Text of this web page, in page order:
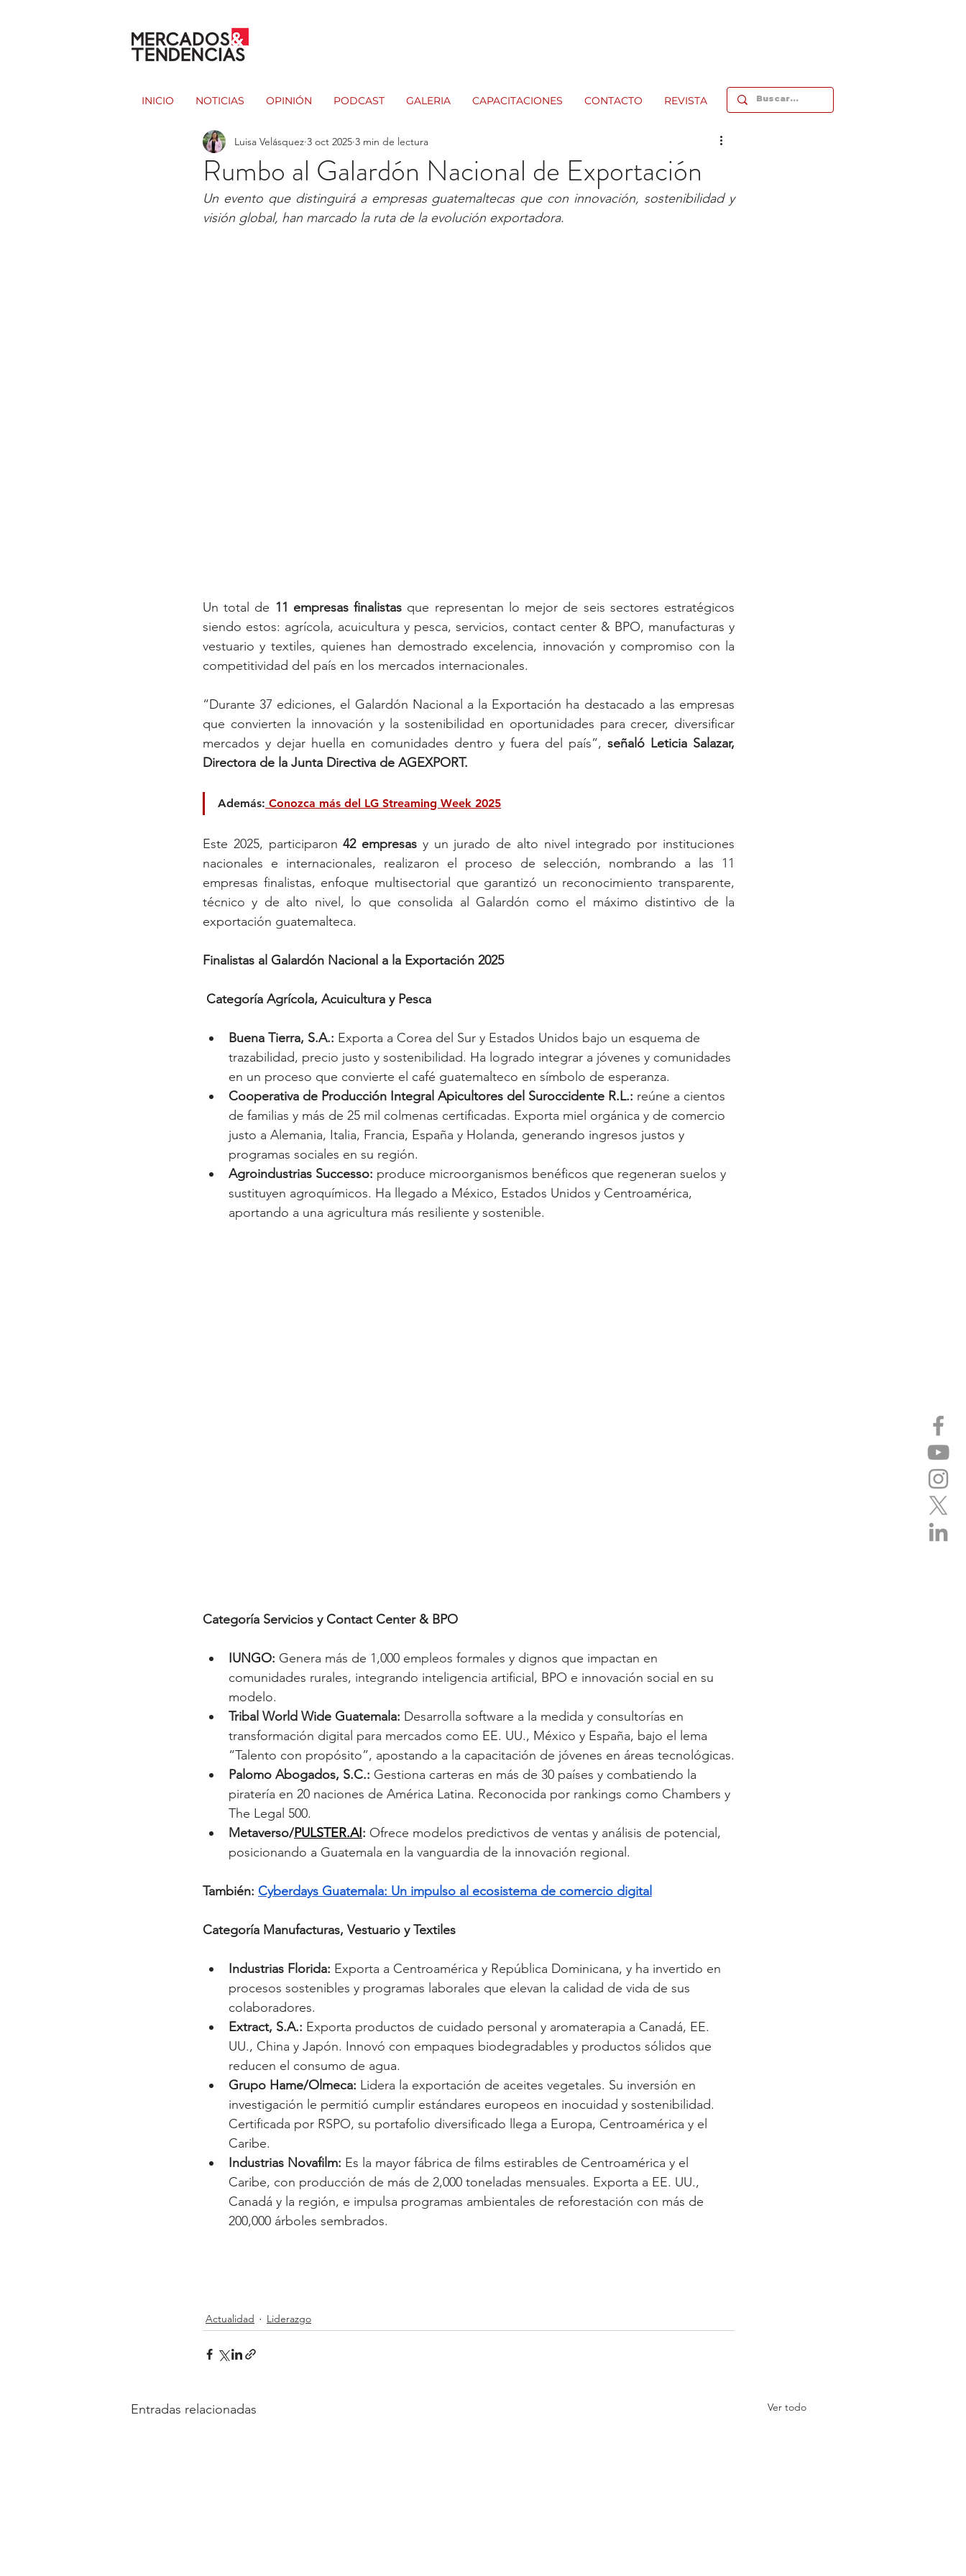
INICIO NOTICIAS OPINIÓN PODCAST GALERIA CAPACITACIONES CONTACTO REVISTA
Rumbo al Galardón Nacional de Exportación
Luisa Velásquez 3 oct 2025 3 min de lectura
Un evento que distinguirá a empresas guatemaltecas que con innovación, sostenibilidad y
visión global, han marcado la ruta de la evolución exportadora.
Un total de 11 empresas finalistas que representan lo mejor de seis sectores estratégicos
siendo estos: agrícola, acuicultura y pesca, servicios, contact center & BPO, manufacturas y
vestuario y textiles, quienes han demostrado excelencia, innovación y compromiso con la
competitividad del país en los mercados internacionales.
“Durante 37 ediciones, el Galardón Nacional a la Exportación ha destacado a las empresas
que convierten la innovación y la sostenibilidad en oportunidades para crecer, diversificar
mercados y dejar huella en comunidades dentro y fuera del país”, señaló Leticia Salazar,
Directora de la Junta Directiva de AGEXPORT.
Además: Conozca más del LG Streaming Week 2025
Este 2025, participaron 42 empresas y un jurado de alto nivel integrado por instituciones
nacionales e internacionales, realizaron el proceso de selección, nombrando a las 11
empresas finalistas, enfoque multisectorial que garantizó un reconocimiento transparente,
técnico y de alto nivel, lo que consolida al Galardón como el máximo distintivo de la
exportación guatemalteca.
Finalistas al Galardón Nacional a la Exportación 2025
Categoría Agrícola, Acuicultura y Pesca
Buena Tierra, S.A.: Exporta a Corea del Sur y Estados Unidos bajo un esquema de
trazabilidad, precio justo y sostenibilidad. Ha logrado integrar a jóvenes y comunidades
en un proceso que convierte el café guatemalteco en símbolo de esperanza.
Cooperativa de Producción Integral Apicultores del Suroccidente R.L.: reúne a cientos
de familias y más de 25 mil colmenas certificadas. Exporta miel orgánica y de comercio
justo a Alemania, Italia, Francia, España y Holanda, generando ingresos justos y
programas sociales en su región.
Agroindustrias Successo: produce microorganismos benéficos que regeneran suelos y
sustituyen agroquímicos. Ha llegado a México, Estados Unidos y Centroamérica,
aportando a una agricultura más resiliente y sostenible.
Categoría Servicios y Contact Center & BPO
IUNGO: Genera más de 1,000 empleos formales y dignos que impactan en
comunidades rurales, integrando inteligencia artificial, BPO e innovación social en su
modelo.
Tribal World Wide Guatemala: Desarrolla software a la medida y consultorías en
transformación digital para mercados como EE. UU., México y España, bajo el lema
“Talento con propósito”, apostando a la capacitación de jóvenes en áreas tecnológicas.
Palomo Abogados, S.C.: Gestiona carteras en más de 30 países y combatiendo la
piratería en 20 naciones de América Latina. Reconocida por rankings como Chambers y
The Legal 500.
Metaverso/PULSTER.AI: Ofrece modelos predictivos de ventas y análisis de potencial,
posicionando a Guatemala en la vanguardia de la innovación regional.
También: Cyberdays Guatemala: Un impulso al ecosistema de comercio digital
Categoría Manufacturas, Vestuario y Textiles
Industrias Florida: Exporta a Centroamérica y República Dominicana, y ha invertido en
procesos sostenibles y programas laborales que elevan la calidad de vida de sus
colaboradores.
Extract, S.A.: Exporta productos de cuidado personal y aromaterapia a Canadá, EE.
UU., China y Japón. Innovó con empaques biodegradables y productos sólidos que
reducen el consumo de agua.
Grupo Hame/Olmeca: Lidera la exportación de aceites vegetales. Su inversión en
investigación le permitió cumplir estándares europeos en inocuidad y sostenibilidad.
Certificada por RSPO, su portafolio diversificado llega a Europa, Centroamérica y el
Caribe.
Industrias Novafilm: Es la mayor fábrica de films estirables de Centroamérica y el
Caribe, con producción de más de 2,000 toneladas mensuales. Exporta a EE. UU.,
Canadá y la región, e impulsa programas ambientales de reforestación con más de
200,000 árboles sembrados.
Actualidad Liderazgo
Entradas relacionadas Ver todo